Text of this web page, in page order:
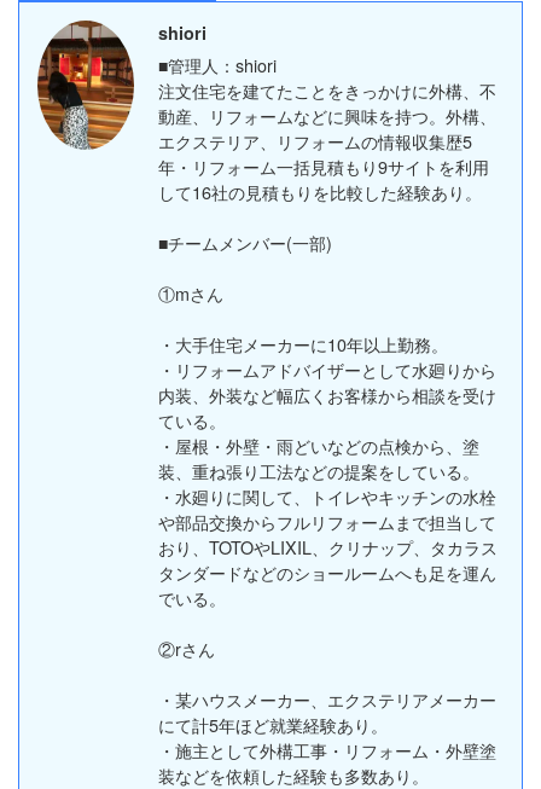
shiori
■管理人：shiori
注文住宅を建てたことをきっかけに外構、不
動産、リフォームなどに興味を持つ。外構、
エクステリア、リフォームの情報収集歴5
年・リフォーム一括見積もり9サイトを利用
して16社の見積もりを比較した経験あり。
■チームメンバー(一部)
①mさん
・大手住宅メーカーに10年以上勤務。
・リフォームアドバイザーとして水廻りから
内装、外装など幅広くお客様から相談を受け
ている。
・屋根・外壁・雨どいなどの点検から、塗
装、重ね張り工法などの提案をしている。
・水廻りに関して、トイレやキッチンの水栓
や部品交換からフルリフォームまで担当して
おり、TOTOやLIXIL、クリナップ、タカラス
タンダードなどのショールームへも足を運ん
でいる。
②rさん
・某ハウスメーカー、エクステリアメーカー
にて計5年ほど就業経験あり。
・施主として外構工事・リフォーム・外壁塗
装などを依頼した経験も多数あり。